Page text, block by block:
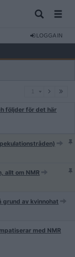
LOGGA IN
följder för det här
allt om NMR
grund av kvinnohat
med NMR